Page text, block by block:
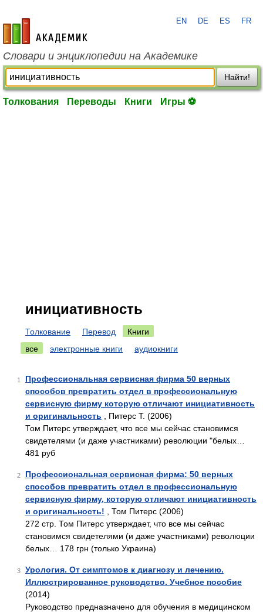
academic.ru
EN DE ES FR
Словари и энциклопедии на Академике
Найти!
Толкования Переводы Книги Игры ⚽
инициативность
Толкование Перевод
Книги
все
электронные книги аудиокниги
1
Профессиональная сервисная фирма 50 верных
способов превратить отдел в профессиональную
сервисную фирму которую отличают инициативность
и оригинальность , Питерс Т. (2006)
Том Питерс утверждает, что все мы сейчас становимся
свидетелями (и даже участниками) революции "белых…
481 руб
2
Профессиональная сервисная фирма: 50 верных
способов превратить отдел в профессиональную
сервисную фирму, которую отличают инициативность
и оригинальность! , Том Питерс (2006)
272 стр. Том Питерс утверждает, что все мы сейчас
становимся свидетелями (и даже участниками) революции
белых… 178 грн (только Украина)
3
Урология. От симптомов к диагнозу и лечению.
Иллюстрированное руководство. Учебное пособие
(2014)
Руководство предназначено для обучения в медицинском